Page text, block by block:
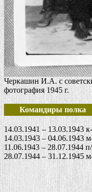
Черкашин И.А. с
фотография 1945 г.
Командиры полка
14.03.1941 – 13.03.1943
14.03.1943 – 04.06.1943
11.06.1943 – 28.07.1944
28.07.1944 – 31.12.1945